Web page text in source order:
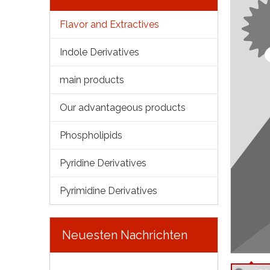
Flavor and Extractives
Indole Derivatives
main products
Our advantageous products
Phospholipids
Pyridine Derivatives
Pyrimidine Derivatives
Neuesten Nachrichten